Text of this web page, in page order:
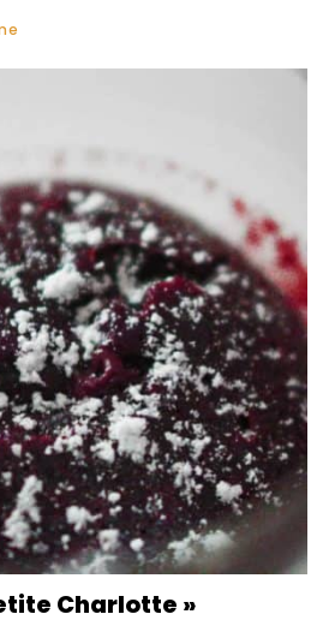
Charlotte »